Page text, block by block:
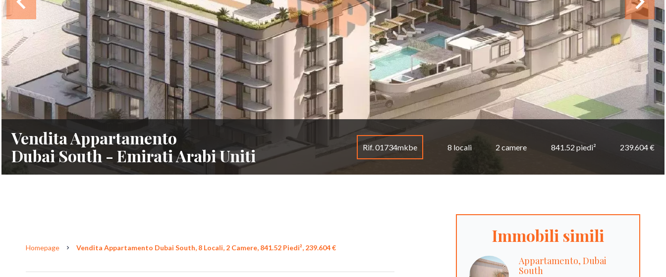
Vendita Appartamento
Dubai South - Emirati Arabi Uniti
Rif. 01734mkbe 8 locali 2 camere 841.52 piedi² 239.604 €
Homepage Vendita Appartamento Dubai South, 8 Locali, 2 Camere, 841.52 Piedi², 239.604 €
Immobili simili
Appartamento, Dubai
South